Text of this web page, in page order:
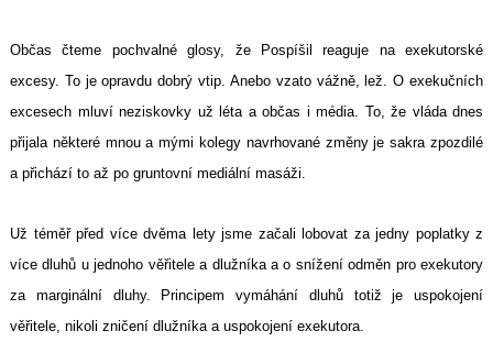
Občas čteme pochvalné glosy, že Pospíšil reaguje na exekutorské
excesy. To je opravdu dobrý vtip. Anebo vzato vážně, lež. O exekučních
excesech mluví neziskovky už léta a občas i média. To, že vláda dnes
přijala některé mnou a mými kolegy navrhované změny je sakra zpozdilé
a přichází to až po gruntovní mediální masáži.
Už téměř před více dvěma lety jsme začali lobovat za jedny poplatky z
více dluhů u jednoho věřitele a dlužníka a o snížení odměn pro exekutory
za marginální dluhy. Principem vymáhání dluhů totiž je uspokojení
věřitele, nikoli zničení dlužníka a uspokojení exekutora.